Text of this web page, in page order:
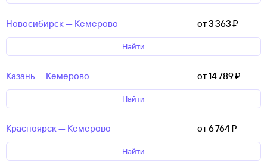
Новосибирск — Кемерово от 3 ⁠363 ⁠₽
Найти
Казань — Кемерово от 14 ⁠789 ⁠₽
Найти
Красноярск — Кемерово от 6 ⁠764 ⁠₽
Найти